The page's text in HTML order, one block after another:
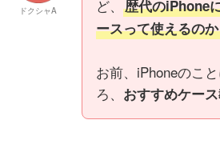
ドクシャA
ど、
歴代のiPhone
ースって使えるの
お前、iPhoneのこ
ろ、 おすすめケー